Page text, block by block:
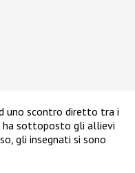
uno scontro diretto tra i
ha sottoposto gli allievi
gli insegnati si sono